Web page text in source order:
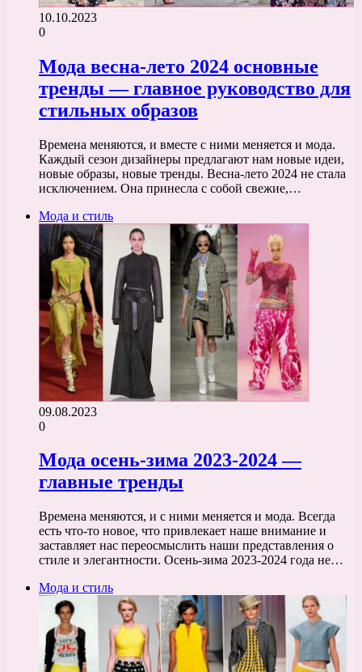
10.10.2023
0
Мода весна-лето 2024 основные
тренды — главное руководство для
стильных образов
Времена меняются, и вместе с ними меняется и мода.
Каждый сезон дизайнеры предлагают нам новые идеи,
новые образы, новые тренды. Весна-лето 2024 не стала
исключением. Она принесла с собой свежие,…
Мода и стиль
09.08.2023
0
Мода осень-зима 2023-2024 —
главные тренды
Времена меняются, и с ними меняется и мода. Всегда
есть что-то новое, что привлекает наше внимание и
заставляет нас переосмыслить наши представления о
стиле и элегантности. Осень-зима 2023-2024 года не…
Мода и стиль